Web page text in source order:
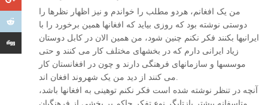
من یک افغانم، هردو مطلب را خواندم و نیز اظهار نظرها را
دوستی نوشته بود که روزی بیاید که افغانها همین برخورد را با
ایرانیها بکنند فکر نکنم چنین شود، من همین الان در کابل دوستان
زیاد ایرانی دارم که در بخشهای مختلف کار می کنند و حتی
موسسها و سازمانهای فرهنگی دارند و چون در افغانستان کار
آنچه در تنظر نوشته شده است فکر نکنم توهینی به افغانها باشد،